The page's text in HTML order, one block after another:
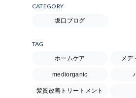
CATEGORY
坂口ブログ
TAG
ホームケア メデ
mediorganic
髪質改善トリートメント